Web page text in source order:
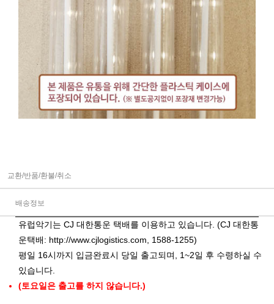
교환/반품/환불/취소
배송정보
유럽악기는 CJ 대한통운 택배를 이용하고 있습니다. (CJ 대한통
운택배: http://www.cjlogistics.com, 1588-1255)
평일 16시까지 입금완료시 당일 출고되며, 1~2일 후 수령하실 수
있습니다.
(토요일은 출고를 하지 않습니다.)